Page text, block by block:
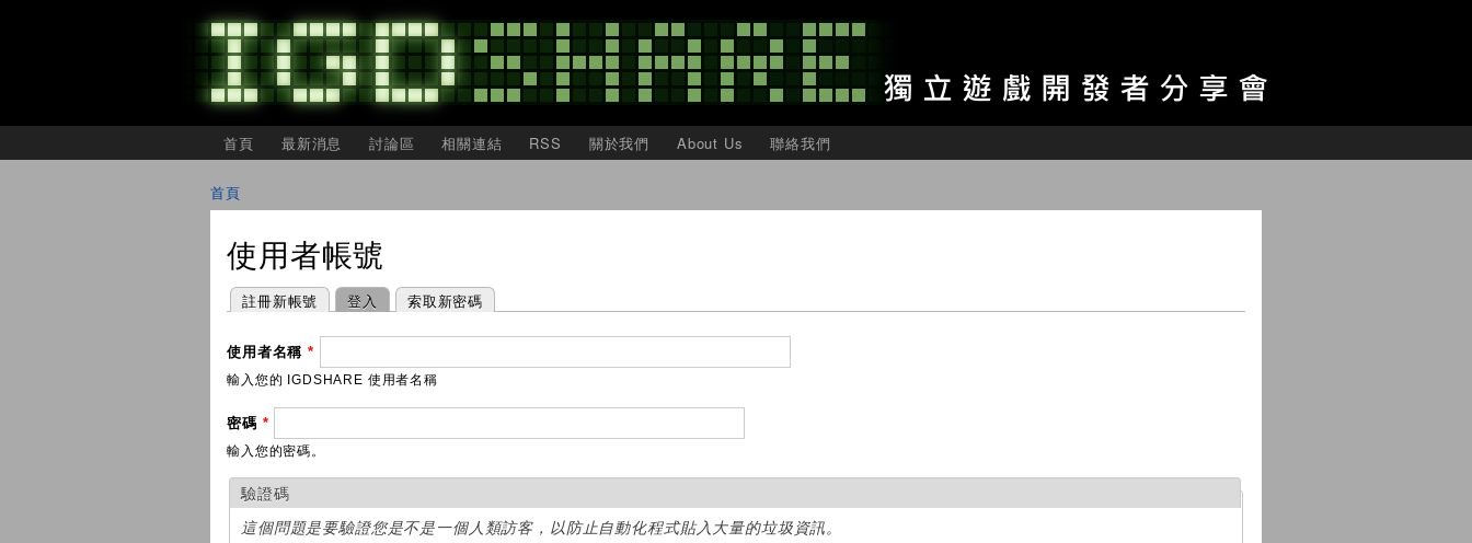
至
主
容
IGDSHARE
首頁 最新消息 討論區 相關連結 RSS 關於我們 About Us 聯絡我們
首頁
使用者帳號
主要索引標籤
註冊新帳號 登入
(作用中頁籤) 索取新密碼
使用者名稱*
輸入您的 IGDSHARE 使用者名稱
密碼 *
輸入您的密碼。
驗證碼
這個問題是要驗證您是不是一個人類訪客，以防止自動化程式貼入大量的垃圾資訊。